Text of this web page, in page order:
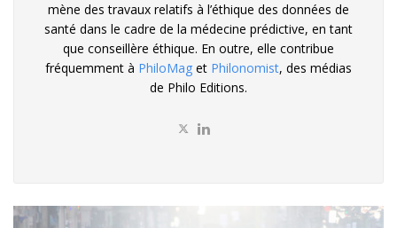
mène des travaux relatifs à l’éthique des données de
santé dans le cadre de la médecine prédictive, en tant
que conseillère éthique. En outre, elle contribue
fréquemment à PhiloMag et Philonomist, des médias
de Philo Editions.